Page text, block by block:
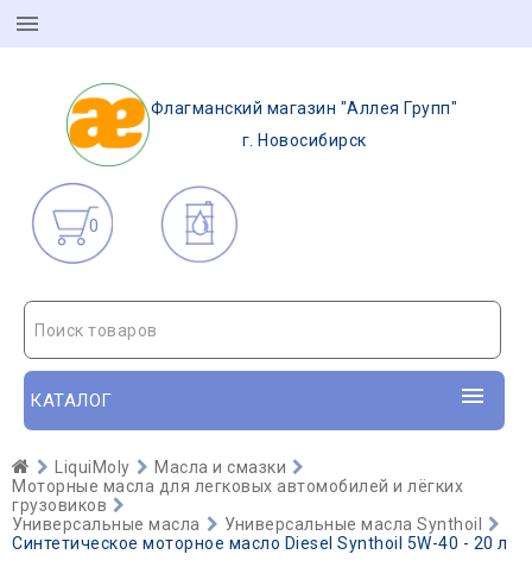
Флагманский магазин "Аллея Групп"
г. Новосибирск
0
Поиск товаров
КАТАЛОГ
LiquiMoly
Масла и смазки
Моторные масла для легковых автомобилей и лёгких
грузовиков
Универсальные масла
Универсальные масла Synthoil
Синтетическое моторное масло Diesel Synthoil 5W-40 - 20 л